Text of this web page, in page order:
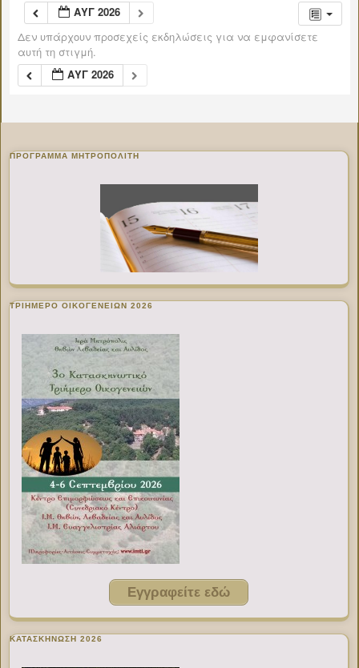
ΑΥΓ 2026
Δεν υπάρχουν προσεχείς εκδηλώσεις για να εμφανίσετε
αυτή τη στιγμή.
ΑΥΓ 2026
ΠΡΌΓΡΑΜΜΑ ΜΗΤΡΟΠΟΛΊΤΗ
ΤΡΙΗΜΕΡΟ ΟΙΚΟΓΕΝΕΙΩΝ 2026
Εγγραφείτε εδώ
ΚΑΤΑΣΚΗΝΩΣΗ 2026